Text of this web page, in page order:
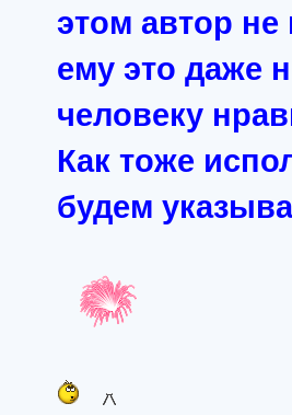
этом автор
ему это даже
человеку
Как тоже
будем